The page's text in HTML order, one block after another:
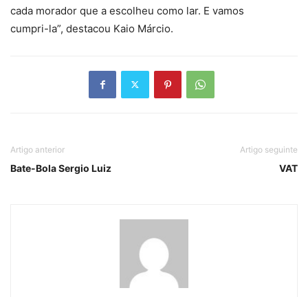
cada morador que a escolheu como lar. E vamos
cumpri-la”, destacou Kaio Márcio.
Artigo anterior
Bate-Bola Sergio Luiz
Artigo seguinte
VAT